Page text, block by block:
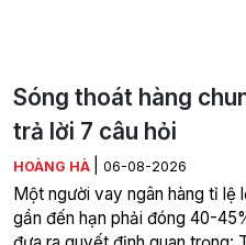
Sóng thoát hàng
trả lời 7 câu hỏi
HOÀNG HÀ 06-08-2026
Một người vay ngân hàng tỉ lệ
gần đến hạn phải đóng 40-